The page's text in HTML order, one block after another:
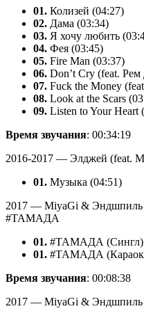
01. Колизей (04:27)
02. Дама (03:34)
03. Я хочу любить
04. Фея (03:45)
05. Fire Man (03:37)
06. Don’t Cry (feat.
07. Fuck the Money
08. Look at the Scars
09. Listen to Your Heart
Время звучания: 00:34:19
2016-2017 — Элджей (feat.
01. Музыка (04:51)
2017 — MiyaGi & Эндшпиль
#ТАМАДА
01. #ТАМАДА (Сингл)
01. #ТАМАДА
Время звучания: 00:08:38
2017 — MiyaGi & Эндшпиль